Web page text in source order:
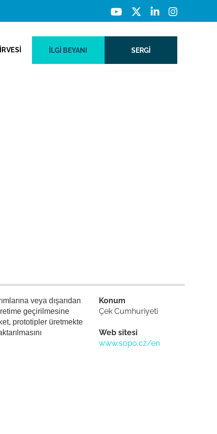
İLGI BEYANI SERGİ
veya dışarıdan
geçirilmesine
prototipler üretmekte
Konum
Çek Cumhuriyeti
Web sitesi
www.sopo.cz/en